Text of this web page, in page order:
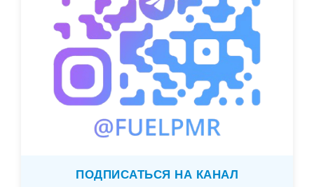
ПОДПИСАТЬСЯ НА КАНАЛ